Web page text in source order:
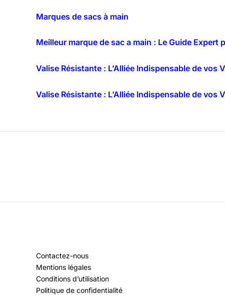
Marques de sacs à main
Meilleur marque de sac a main : Le Guide Expert
Valise Résistante : L’Alliée Indispensable de vos
Valise Résistante : L’Alliée Indispensable de vos
Contactez-nous
Mentions légales
Conditions d’utilisation
Politique de confidentialité